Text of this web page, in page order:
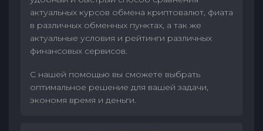
актуальных курсов обмена криптовалют, фиата
в различных обменных пунктах, а так же
актуальные условия и рейтинги различных
финансовых сервисов.
С нашей помощью вы сможете выбрать
оптимальное решение для вашей задачи,
экономя время и деньги.